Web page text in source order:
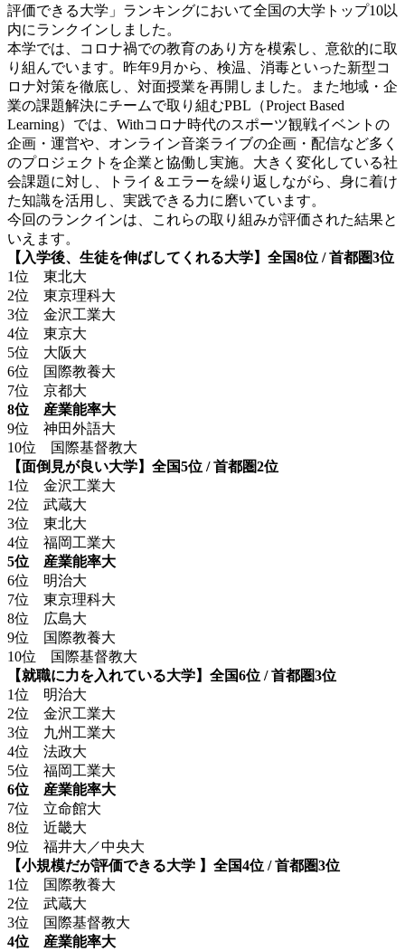
評価できる大学」ランキングにおいて全国の大学トップ10以
内にランクインしました。
本学では、コロナ禍での教育のあり方を模索し、意欲的に取
り組んでいます。昨年9月から、検温、消毒といった新型コ
ロナ対策を徹底し、対面授業を再開しました。また地域・企
業の課題解決にチームで取り組むPBL（Project Based
Learning）では、Withコロナ時代のスポーツ観戦イベントの
企画・運営や、オンライン音楽ライブの企画・配信など多く
のプロジェクトを企業と協働し実施。大きく変化している社
会課題に対し、トライ＆エラーを繰り返しながら、身に着け
た知識を活用し、実践できる力に磨いています。
今回のランクインは、これらの取り組みが評価された結果と
いえます。
【入学後、生徒を伸ばしてくれる大学】 全国8位 / 首都圏3位
1位 東北大
2位 東京理科大
3位 金沢工業大
4位 東京大
5位 大阪大
6位 国際教養大
7位 京都大
8位 産業能率大
9位 神田外語大
10位 国際基督教大
【面倒見が良い大学】 全国5位 / 首都圏2位
1位 金沢工業大
2位 武蔵大
3位 東北大
4位 福岡工業大
5位 産業能率大
6位 明治大
7位 東京理科大
8位 広島大
9位 国際教養大
10位 国際基督教大
【就職に力を入れている大学】 全国6位 / 首都圏3位
1位 明治大
2位 金沢工業大
3位 九州工業大
4位 法政大
5位 福岡工業大
6位 産業能率大
7位 立命館大
8位 近畿大
9位 福井大／中央大
【小規模だが評価できる大学 】 全国4位 / 首都圏3位
1位 国際教養大
2位 武蔵大
3位 国際基督教大
4位 産業能率大